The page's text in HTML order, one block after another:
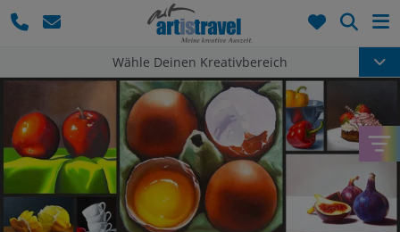
Wähle Deinen Kreativbereich